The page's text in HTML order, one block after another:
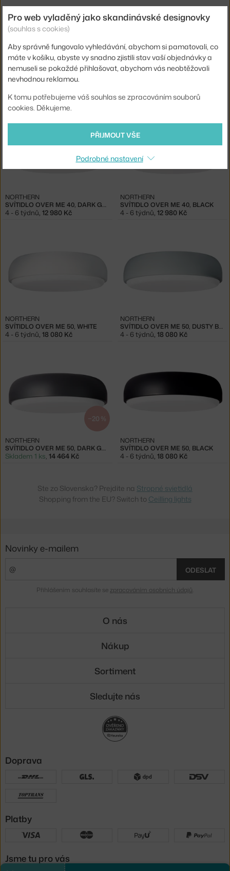
−20 %
SVÍTIDLO OVER ME 40, WHITE
NORTHERN NORTHERN
SVÍTIDLO OVER ME 40, DARK GREY
NORTHERN
4 - 6 týdnů, 12 980 Kč
SVÍTIDLO OVER ME 40, BLACK
NORTHERN
4 - 6 týdnů, 12 980 Kč
SVÍTIDLO OVER ME 50, WHITE
NORTHERN
4 - 6 týdnů, 18 080 Kč
SVÍTIDLO OVER ME 50, DUSTY BLUE
NORTHERN
4 - 6 týdnů, 18 080 Kč
−20 %
SVÍTIDLO OVER ME 50, DARK GREY
NORTHERN
Skladem 1 ks, 14 464 Kč
SVÍTIDLO OVER ME 50, BLACK
NORTHERN
4 - 6 týdnů, 18 080 Kč
Ste zo Slovenska? Prejdite na Stropné svietidlá
Shopping from the EU? Switch to Ceilling lights
Pro web vyladěný jako skandinávské designovky
(souhlas s cookies)
Aby správně fungovalo vyhledávání, abychom si pamatovali, co
máte v košíku, abyste vy snadno zjistili stav vaší objednávky a
nemuseli se pokaždé přihlašovat, abychom vás neobtěžovali
nevhodnou reklamou.
K tomu potřebujeme váš souhlas se zpracováním souborů
cookies. Děkujeme.
PŘIJMOUT VŠE
Podrobné nastavení
Novinky e-mailem
ODESLAT
Přihlášením souhlasíte se zpracováním osobních údajů
O nás
Nákup
Sortiment
Sledujte nás
Doprava
Platby
Jsme tu pro vás